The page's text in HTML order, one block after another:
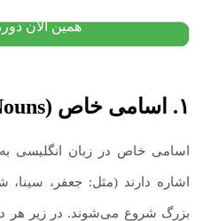
همین الان
۱. اسامی خاص (Proper Nouns)
اسامی خاص در زبان انگلیسی
اشاره دارند (مثل: جعفر، سینا،
بزرگ شروع می‌شوند. در زیر هر